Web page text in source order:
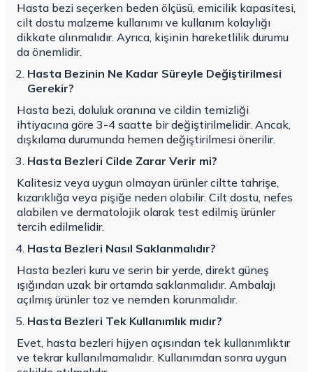
Hasta bezi seçerken beden ölçüsü, emicilik kapasitesi,
cilt dostu malzeme kullanımı ve kullanım kolaylığı
dikkate alınmalıdır. Ayrıca, kişinin hareketlilik durumu
da önemlidir.
Hasta Bezinin Ne Kadar Süreyle Değiştirilmesi
Gerekir?
Hasta bezi, doluluk oranına ve cildin temizliği
ihtiyacına göre 3-4 saatte bir değiştirilmelidir. Ancak,
dışkılama durumunda hemen değiştirilmesi önerilir.
Hasta Bezleri Cilde Zarar Verir mi?
Kalitesiz veya uygun olmayan ürünler ciltte tahrişe,
kızarıklığa veya pişiğe neden olabilir. Cilt dostu, nefes
alabilen ve dermatolojik olarak test edilmiş ürünler
tercih edilmelidir.
Hasta Bezleri Nasıl Saklanmalıdır?
Hasta bezleri kuru ve serin bir yerde, direkt güneş
ışığından uzak bir ortamda saklanmalıdır. Ambalajı
açılmış ürünler toz ve nemden korunmalıdır.
Hasta Bezleri Tek Kullanımlık mıdır?
Evet, hasta bezleri hijyen açısından tek kullanımlıktır
ve tekrar kullanılmamalıdır. Kullanımdan sonra uygun